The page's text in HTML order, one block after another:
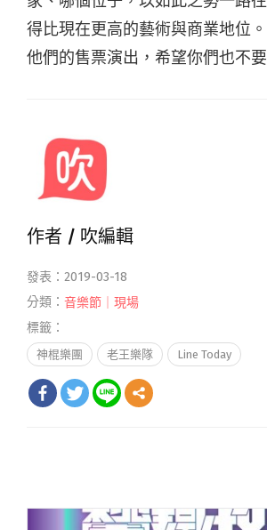
得比現在更高的藝術與商業地位
他們的售票演出，希望你們也不要
作者 / 吹編輯
發表：2019-03-18
分類： 音樂節｜現場
標籤：
神棍樂團 老王樂隊 Line Today